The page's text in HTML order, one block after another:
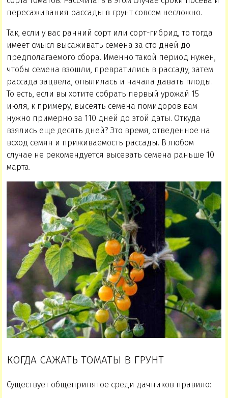
пересаживания рассады в грунт совсем несложно.
Так, если у вас ранний сорт или сорт-гибрид, то тогда
имеет смысл высаживать семена за сто дней до
предполагаемого сбора. Именно такой период нужен,
чтобы семена взошли, превратились в рассаду, затем
рассада зацвела, опылилась и начала давать плоды.
То есть, если вы хотите собрать первый урожай 15
июля, к примеру, высеять семена помидоров вам
нужно примерно за 110 дней до этой даты. Откуда
взялись еще десять дней? Это время, отведенное на
всход семян и приживаемость рассады. В любом
случае не рекомендуется высевать семена раньше 10
марта.
КОГДА САЖАТЬ ТОМАТЫ В ГРУНТ
Существует общепринятое среди дачников правило: